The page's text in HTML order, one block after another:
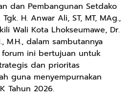
dan Pembangunan Setdako
H. Anwar Ali, ST, MT, MAg.,
Wali Kota Lhokseumawe, Dr.
M.H., dalam sambutannya
forum ini bertujuan untuk
dan prioritas
guna menyempurnakan
Tahun 2026.